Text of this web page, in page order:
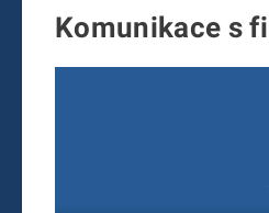
Komunikace s